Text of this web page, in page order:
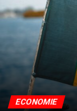
ECONOMIE